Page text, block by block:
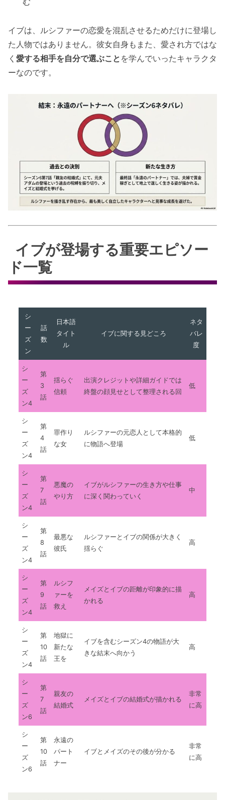
イブは、ルシファーの恋愛を混乱させるためだけに登場し
た人物ではありません。彼女自身もまた、愛され方ではな
く 愛する相手を自分で選ぶこと を学んでいったキャラクタ
ーなのです。
イブが登場する重要エピソー
ド一覧
シ
ー
ズ
ン
話
数
日本語
タイト
ル
イブに関する見どころ
ネタ
バレ
度
シ
ー
ズ
ン4
第
3
話
揺らぐ
信頼
出演クレジットや詳細ガイドでは
終盤の顔見せとして整理される回
低
シ
ー
ズ
ン4
第
4
話
罪作り
な女
ルシファーの元恋人として本格的
に物語へ登場
低
シ
ー
ズ
ン4
第
7
話
悪魔の
やり方
イブがルシファーの生き方や仕事
に深く関わっていく
中
シ
ー
ズ
ン4
第
8
話
最悪な
彼氏
ルシファーとイブの関係が大きく
揺らぐ
高
シ
ー
ズ
ン4
第
9
話
ルシフ
ァーを
救え
メイズとイブの距離が印象的に描
かれる
高
シ
ー
ズ
ン4
第
10
話
地獄に
新たな
王を
イブを含むシーズン4の物語が大
きな結末へ向かう
高
シ
ー
ズ
ン6
第
7
話
親友の
結婚式
メイズとイブの結婚式が描かれる
非常
に高
シ
ー
ズ
ン6
第
10
話
永遠の
パート
ナー
イブとメイズのその後が分かる
非常
に高